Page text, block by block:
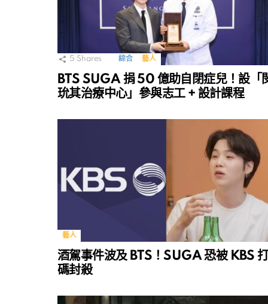
5 Shares 綜合 藝人
BTS SUGA 捐 50 億助自閉症兒！設「
玧其治療中心」參與志工 + 設計課程
藝人
酒駕事件波及 BTS！SUGA 恐被 KBS
碼封殺